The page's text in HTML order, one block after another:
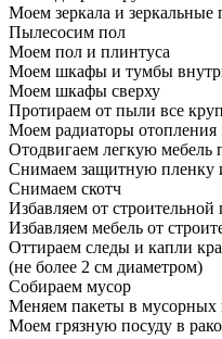
Моем зеркала и зеркальные
Пылесосим пол
Моем пол и плинтуса
Моем шкафы и тумбы
Моем шкафы сверху
Протираем от пыли все
Моем радиаторы отопления
Отодвигаем легкую мебель
Снимаем защитную пленку
Снимаем скотч
Избавляем от
Избавляем мебель от
Оттираем следы и капли
(не более 2 см диаметром)
Собираем мусор
Меняем пакеты в мусорных
Моем грязную посуду в